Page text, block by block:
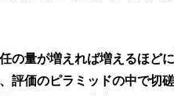
の量が増えれば増えるほど
評価のピラミッドの中で切